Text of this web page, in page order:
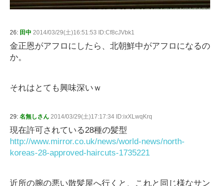
26: 田中 2014/03/29(土)16:51:53 ID:Cf8cJVbk1
金正恩がアフロにしたら、北朝鮮中がアフロになるの
か。
それはとても興味深いｗ
29: 名無しさん 2014/03/29(土)17:17:34 ID:ixXLwqKrq
現在許可されている28種の髪型
http://www.mirror.co.uk/news/world-news/north-
koreas-28-approved-haircuts-1735221
近所の腕の悪い散髪屋へ行くと、これと同じ様なサン